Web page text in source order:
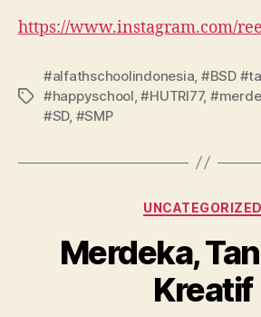
https://www.instagram.com/
#alfathschoolindonesia #BSD
#happyschool ,#HUTRI77,
#SD, #SMP
UNCATEGORIZED
Merdeka,
Kreatif